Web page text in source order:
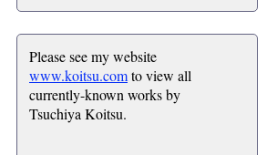
Please see my website
www.koitsu.comto view all
currently-known works by
Tsuchiya Koitsu.